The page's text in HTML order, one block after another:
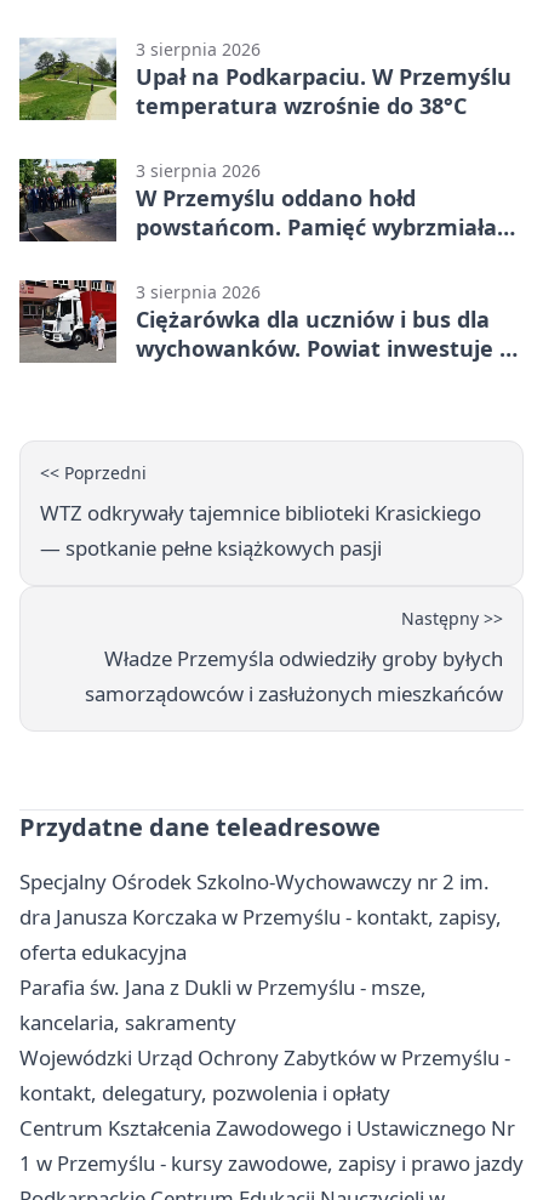
3 sierpnia 2026
Upał na Podkarpaciu. W Przemyślu
temperatura wzrośnie do 38°C
3 sierpnia 2026
W Przemyślu oddano hołd
powstańcom. Pamięć wybrzmiała
3 sierpnia 2026
Ciężarówka dla uczniów i bus dla
wychowanków. Powiat inwestuje w
<< Poprzedni
WTZ odkrywały tajemnice biblioteki Krasickiego
— spotkanie pełne książkowych pasji
Następny >>
Władze Przemyśla odwiedziły groby byłych
samorządowców i zasłużonych mieszkańców
Przydatne dane teleadresowe
Specjalny Ośrodek Szkolno-Wychowawczy nr 2 im.
dra Janusza Korczaka w Przemyślu - kontakt, zapisy,
oferta edukacyjna
Parafia św. Jana z Dukli w Przemyślu - msze,
kancelaria, sakramenty
Wojewódzki Urząd Ochrony Zabytków w Przemyślu -
kontakt, delegatury, pozwolenia i opłaty
Centrum Kształcenia Zawodowego i Ustawicznego Nr
1 w Przemyślu - kursy zawodowe, zapisy i prawo jazdy